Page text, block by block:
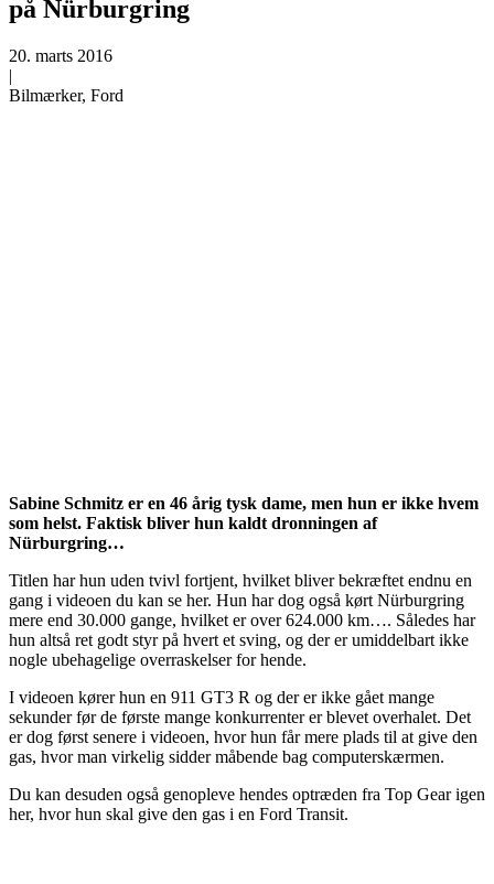
på Nürburgring
20. marts 2016
|
Bilmærker, Ford
Sabine Schmitz er en 46 årig tysk dame, men hun er ikke hvem
som helst. Faktisk bliver hun kaldt dronningen af
Nürburgring…
Titlen har hun uden tvivl fortjent, hvilket bliver bekræftet endnu en
gang i videoen du kan se her. Hun har dog også kørt Nürburgring
mere end 30.000 gange, hvilket er over 624.000 km…. Således har
hun altså ret godt styr på hvert et sving, og der er umiddelbart ikke
nogle ubehagelige overraskelser for hende.
I videoen kører hun en 911 GT3 R og der er ikke gået mange
sekunder før de første mange konkurrenter er blevet overhalet. Det
er dog først senere i videoen, hvor hun får mere plads til at give den
gas, hvor man virkelig sidder måbende bag computerskærmen.
Du kan desuden også genopleve hendes optræden fra Top Gear igen
her, hvor hun skal give den gas i en Ford Transit.